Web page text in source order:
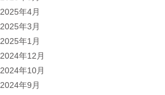
2025年4月
2025年3月
2025年1月
2024年12月
2024年10月
2024年9月